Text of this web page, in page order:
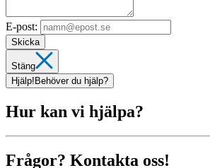
E-post:
Skicka
Stäng
Hjälp! Behöver du hjälp?
Hur kan vi hjälpa?
Frågor? Kontakta oss!